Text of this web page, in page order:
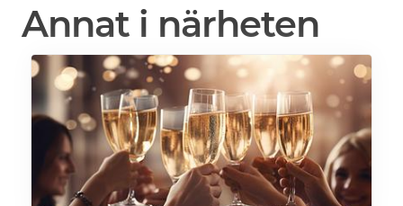
Annat i närheten